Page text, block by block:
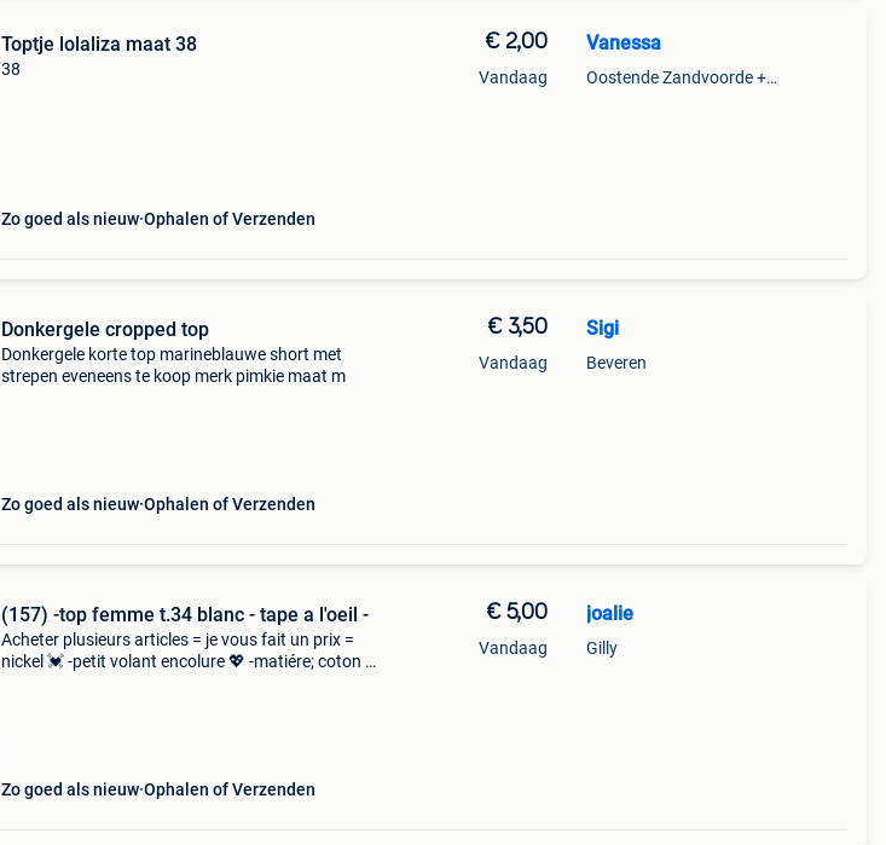
Toptje lolaliza maat 38
38
Zo goed als nieuw Ophalen of Verzenden
€ 2,00
Vandaag
Vanessa
Oostende Zandvoorde +Oostende
Donkergele cropped top
Donkergele korte top marineblauwe short met
strepen eveneens te koop merk pimkie maat m
Zo goed als nieuw Ophalen of Verzenden
€ 3,50
Vandaag
Sigi
Beveren
(157) -top femme t.34 blanc - tape a l'oeil -
Acheter plusieurs articles = je vous fait un prix =
nickel 💓 -petit volant encolure 💖 -matiére; coton 💖
Zo goed als nieuw Ophalen of Verzenden
€ 5,00
Vandaag
joalie
Gilly